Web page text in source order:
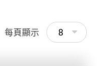
每頁顯示 8